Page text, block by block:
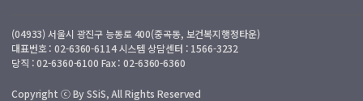
(04933) 서울시 광진구 능동로 400(중곡동, 보건복지행정타운)
대표번호 : 02-6360-6114 시스템 상담센터 : 1566-3232
당직 : 02-6360-6100 Fax : 02-6360-6360
Copyright ⓒ By SSiS, All Rights Reserved